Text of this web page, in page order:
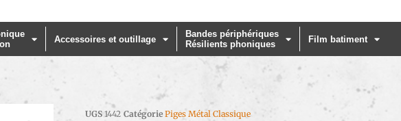
Accessoires et outillage
Bandes périphériques
Résilients phoniques
Film batiment
UGS1442 Catégorie Piges Métal Classique